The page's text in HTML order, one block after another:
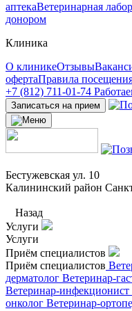
аптекаВетеринарная
донором
Клиника
О клиникеОтзывы
офертаПравила
+7 (812) 711-01-74
Записаться на прием
Бестужевская ул. 10
Калининский район
Назад
Услуги
Услуги
Приём специалистов
Приём специалистов
дерматолог Ветеринар-
Ветеринар-инфекционист
онколог Ветеринар-